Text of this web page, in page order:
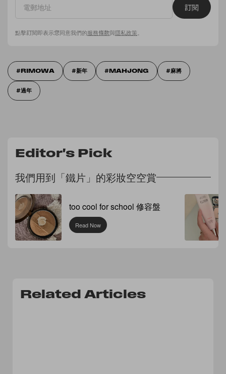
訂閱
點擊訂閱即表示您同意我們的服務條款與隱私政策
RIMOWA 新年 MAHJONG 麻將
過年
Editor's Pick
我們用到「鐵片」的彩妝空空賞
too cool for school 修容盤
Read Now
Related Articles